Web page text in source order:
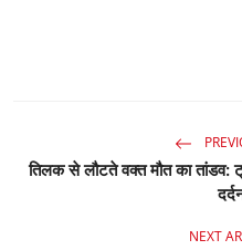
तिलक से लौटते वक्त मौत का
NEXT